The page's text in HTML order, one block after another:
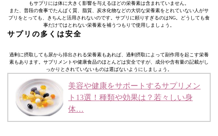
もサプリには体に大きく影響を与えるほどの栄養素は含まれていません。
また、普段の食事でたんぱく質、脂質、炭水化物などの大切な栄養素をとれていない人がサ
プリをとっても、きちんと活用されないのです。サプリに頼りすぎるのはNG。どうしても食
事だけではとれない栄養素を補うつもりで使用しましょう。
サプリの多くは安全
過剰に摂取しても尿から排出される栄養素もあれば、過剰摂取によって副作用を起こす栄養
素もあります。サプリメントや健康食品のほとんどは安全ですが、成分や含有量の記載がし
っかりとされていないものは選ばないようにしましょう。
美容や健康をサポートするサプリメン
ト13選！種類や効果は？若々しい身
体…